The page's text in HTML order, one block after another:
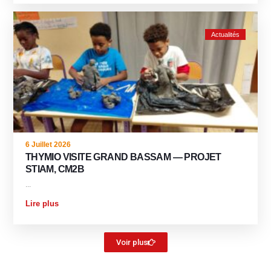
Actualités
6 Juillet 2026
THYMIO VISITE GRAND BASSAM — PROJET
STIAM, CM2B
Lire plus
Voir plus